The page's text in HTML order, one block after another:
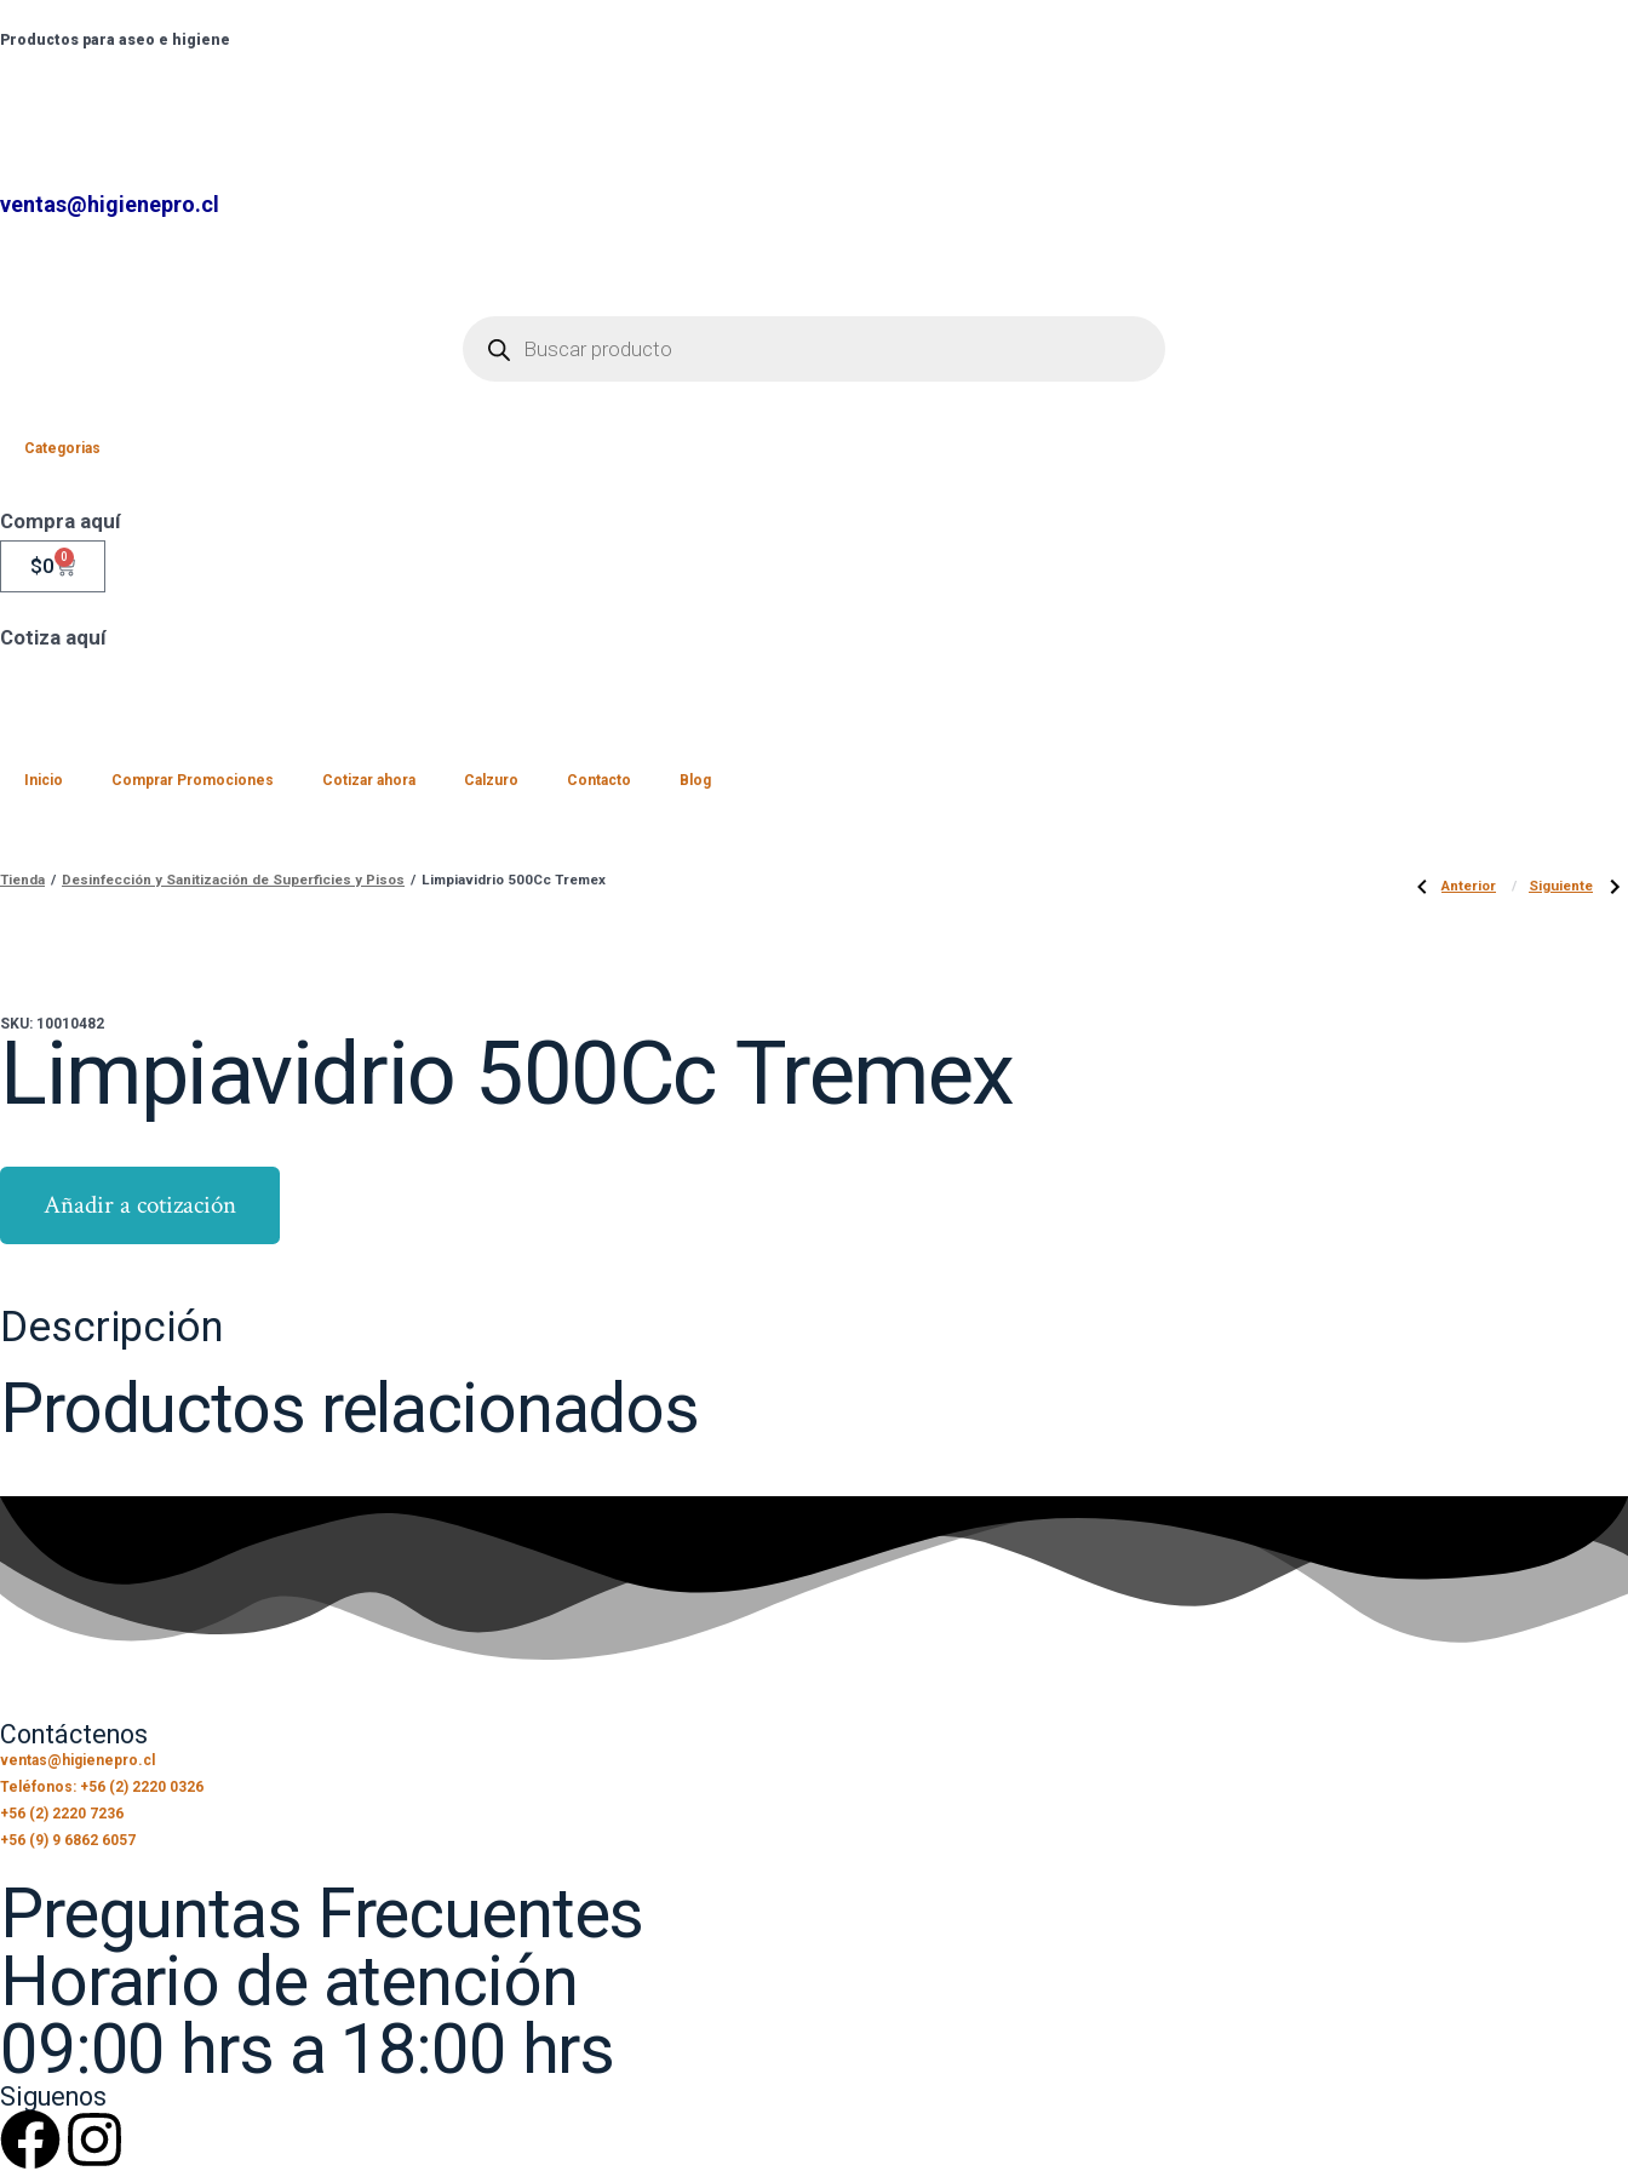
Productos para aseo e higiene
ventas@higienepro.cl
Categorias
Compra aquí
$0 0
Cotiza aquí
Inicio Comprar Promociones Cotizar ahora Calzuro Contacto Blog
Tienda / Desinfección y Sanitización de Superficies y Pisos / Limpiavidrio 500Cc Tremex Anterior Siguiente
SKU: 10010482
Limpiavidrio 500Cc Tremex
Añadir a cotización
Descripción
Productos relacionados
Contáctenos
ventas@higienepro.cl
Teléfonos: +56 (2) 2220 0326
+56 (2) 2220 7236
+56 (9) 9 6862 6057
Preguntas Frecuentes
Horario de atención
09:00 hrs a 18:00 hrs
Siguenos